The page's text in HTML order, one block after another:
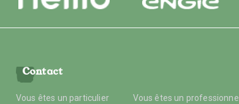
Contact
Vous êtes un particulier Vous êtes un professionnel